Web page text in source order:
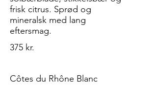
frisk citrus. Sprød og
mineralsk med lang
375 kr.
Côtes du Rhône Blanc